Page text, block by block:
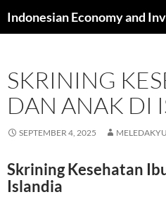
to
SKRINING
DAN ANAK DI
SEPTEMBER 4, 2025
Skrining Kesehatan
Islandia